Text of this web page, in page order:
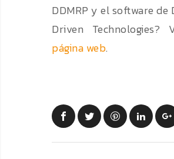
DDMRP y el software de
Driven Technologies?
página web.